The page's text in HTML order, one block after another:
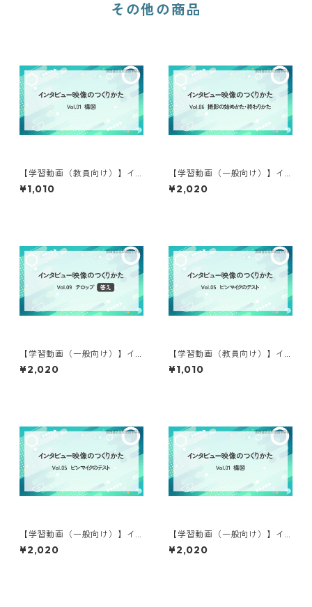
その他の商品
【学習動画（教員向け）】イ
ンタビュー映像のつくりかた
①
¥1,010
【学習動画（一般向け）】イ
ンタビュー映像のつくりかた
⑥
¥2,020
【学習動画（一般向け）】イ
ンタビュー映像のつくりかた
⑨
¥2,020
【学習動画（教員向け）】イ
ンタビュー映像のつくりかた
⑤
¥1,010
【学習動画（一般向け）】イ
ンタビュー映像のつくりかた
⑤
¥2,020
【学習動画（一般向け）】イ
ンタビュー映像のつくりかた
①
¥2,020